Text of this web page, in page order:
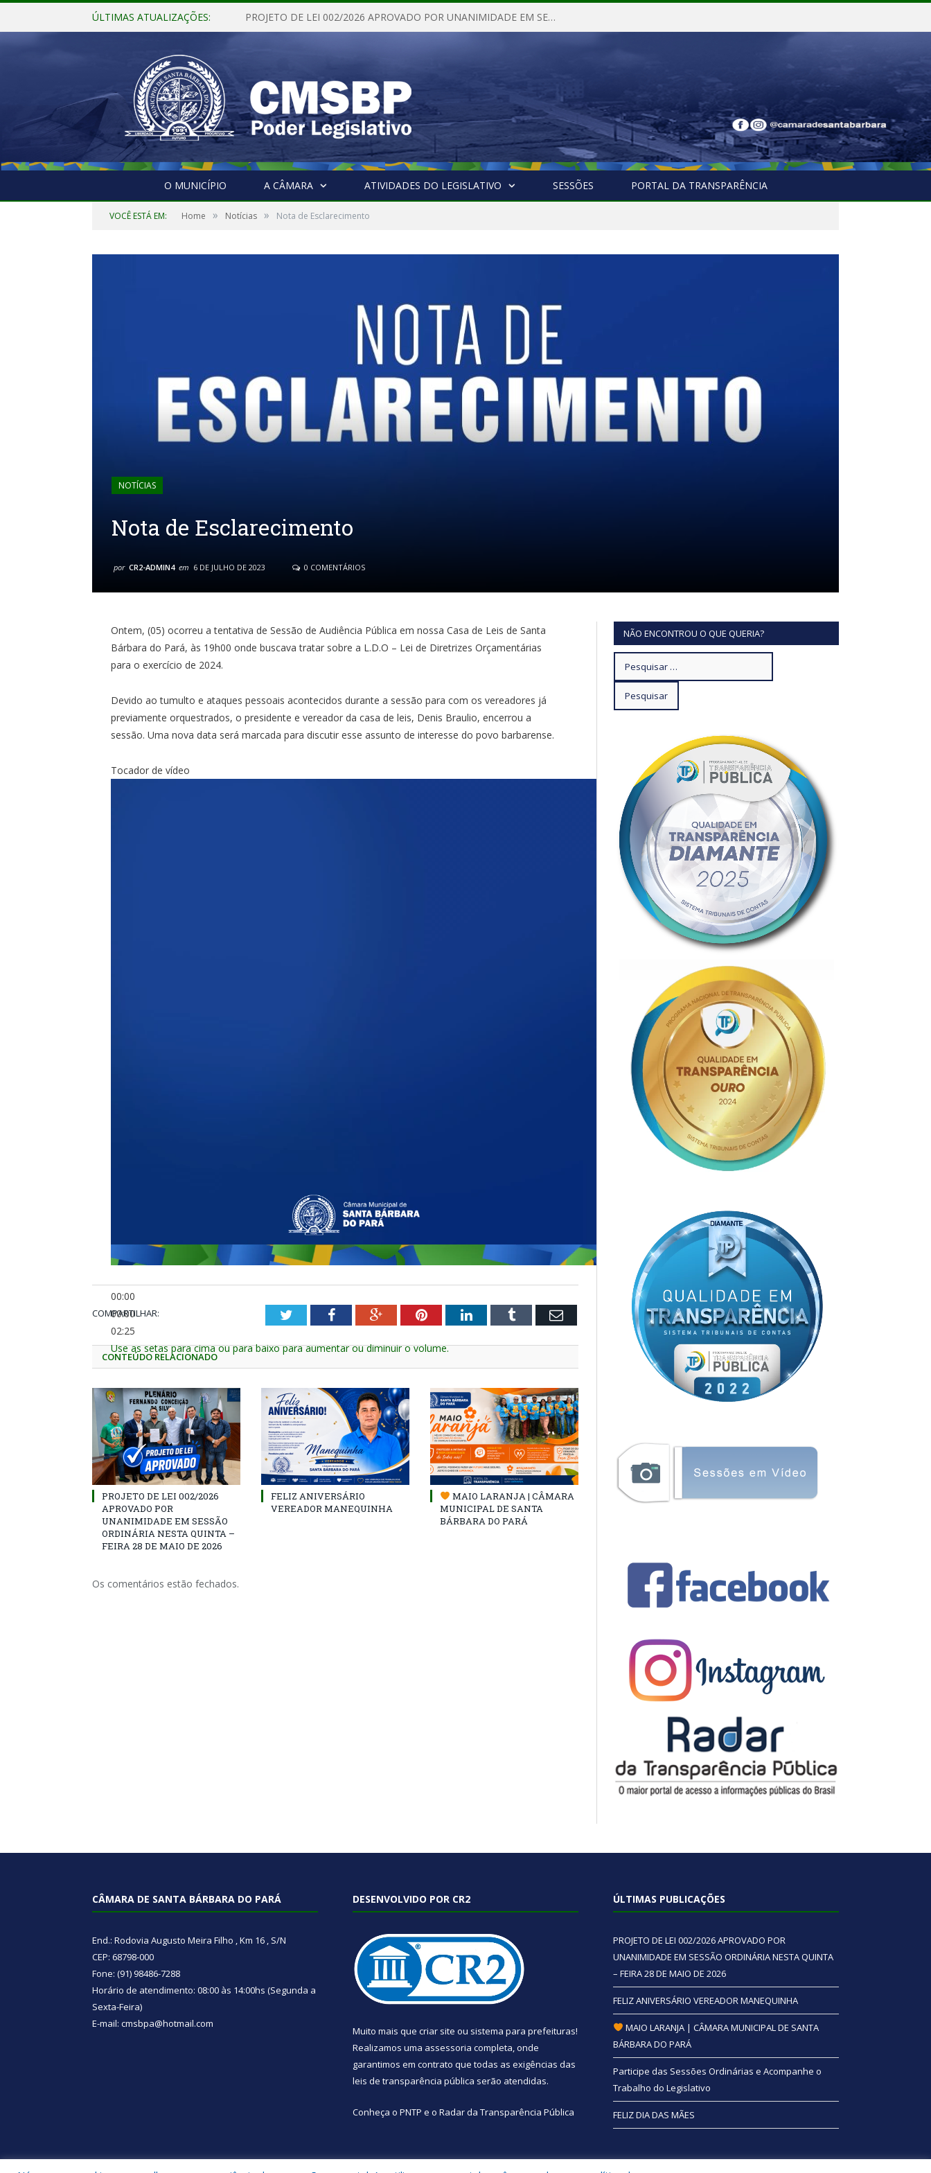
ÚLTIMAS ATUALIZAÇÕES: PROJETO DE LEI 002/2026 APROVADO POR UNANIMIDADE EM SESSÃO ORDINÁRIA NESTA QUINTA – FEIRA 28 DE MAIO DE 2026
O MUNICÍPIO A CÂMARA ATIVIDADES DO LEGISLATIVO SESSÕES PORTAL DA TRANSPARÊNCIA
VOCÊ ESTÁ EM: Home » Notícias » Nota de Esclarecimento
NOTÍCIAS
Nota de Esclarecimento
por CR2-ADMIN4 em 6 DE JULHO DE 2023 0 COMENTÁRIOS
Ontem, (05) ocorreu a tentativa de Sessão de Audiência Pública em nossa Casa de Leis de Santa
Bárbara do Pará, às 19h00 onde buscava tratar sobre a L.D.O – Lei de Diretrizes Orçamentárias
para o exercício de 2024.
Devido ao tumulto e ataques pessoais acontecidos durante a sessão para com os vereadores já
previamente orquestrados, o presidente e vereador da casa de leis, Denis Braulio, encerrou a
sessão. Uma nova data será marcada para discutir esse assunto de interesse do povo barbarense.
Tocador de vídeo
00:00
00:00
02:25
Use as setas para cima ou para baixo para aumentar ou diminuir o volume.
COMPARTILHAR: TwitterFacebookGoogle+PinterestLinkedInTumblr Email
CONTEÚDO RELACIONADO
PROJETO DE LEI 002/2026
APROVADO POR
UNANIMIDADE EM SESSÃO
ORDINÁRIA NESTA QUINTA –
FEIRA 28 DE MAIO DE 2026
FELIZ ANIVERSÁRIO
VEREADOR MANEQUINHA
MAIO LARANJA | CÂMARA
MUNICIPAL DE SANTA
BÁRBARA DO PARÁ
Os comentários estão fechados.
NÃO ENCONTROU O QUE QUERIA?
CÂMARA DE SANTA BÁRBARA DO PARÁ
End.: Rodovia Augusto Meira Filho , Km 16 , S/N
CEP: 68798-000
Fone: (91) 98486-7288
Horário de atendimento: 08:00 às 14:00hs (Segunda a
Sexta-Feira)
E-mail: cmsbpa@hotmail.com
DESENVOLVIDO POR CR2
Muito mais que criar site ou sistema para prefeituras!
Realizamos uma assessoria completa, onde
garantimos em contrato que todas as exigências das
leis de transparência pública serão atendidas.
Conheça o PNTP e o Radar da Transparência Pública
ÚLTIMAS PUBLICAÇÕES
PROJETO DE LEI 002/2026 APROVADO POR
UNANIMIDADE EM SESSÃO ORDINÁRIA NESTA QUINTA
– FEIRA 28 DE MAIO DE 2026
FELIZ ANIVERSÁRIO VEREADOR MANEQUINHA
MAIO LARANJA | CÂMARA MUNICIPAL DE SANTA
BÁRBARA DO PARÁ
Participe das Sessões Ordinárias e Acompanhe o
Trabalho do Legislativo
FELIZ DIA DAS MÃES